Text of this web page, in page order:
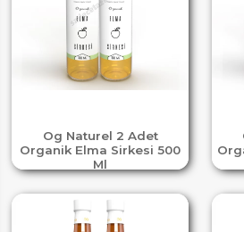
Og Naturel 2 Adet
Organik Elma Sirkesi 500
Ml